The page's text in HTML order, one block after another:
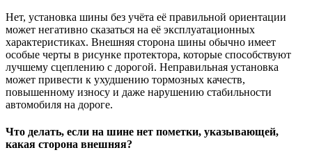
Нет, установка шины без учёта её правильной ориентации
может негативно сказаться на её эксплуатационных
характеристиках. Внешняя сторона шины обычно имеет
особые черты в рисунке протектора, которые способствуют
лучшему сцеплению с дорогой. Неправильная установка
может привести к ухудшению тормозных качеств,
повышенному износу и даже нарушению стабильности
автомобиля на дороге.
Что делать, если на шине нет пометки, указывающей,
какая сторона внешняя?